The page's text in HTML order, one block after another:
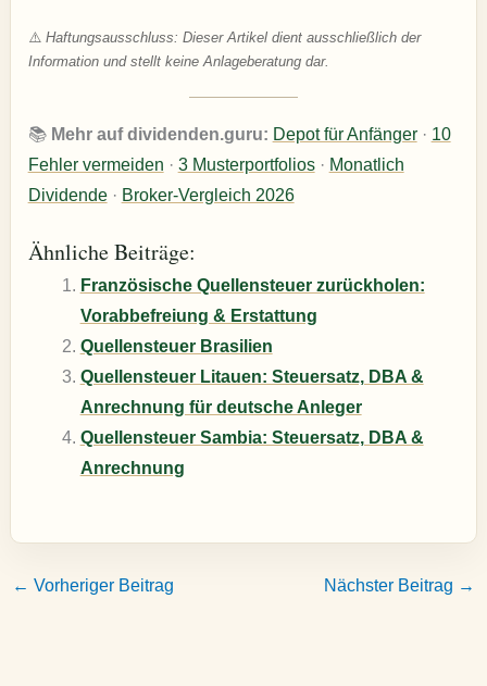
⚠️ Haftungsausschluss: Dieser Artikel dient ausschließlich der
Information und stellt keine Anlageberatung dar.
📚 Mehr auf dividenden.guru: Depot für Anfänger· 10
Fehler vermeiden · 3 Musterportfolios· Monatlich
Dividende· Broker-Vergleich 2026
Ähnliche Beiträge:
Französische Quellensteuer zurückholen:
Vorabbefreiung & Erstattung
Quellensteuer Brasilien
Quellensteuer Litauen: Steuersatz, DBA &
Anrechnung für deutsche Anleger
Quellensteuer Sambia: Steuersatz, DBA &
Anrechnung
← Vorheriger Beitrag Nächster Beitrag →